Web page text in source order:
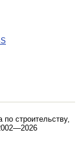
по строительству,